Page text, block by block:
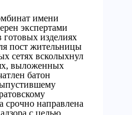
имени
экспертами
готовых изделиях
пост жительницы
сетях всколыхнул
выложенных
батон
срочно направлена
с целью